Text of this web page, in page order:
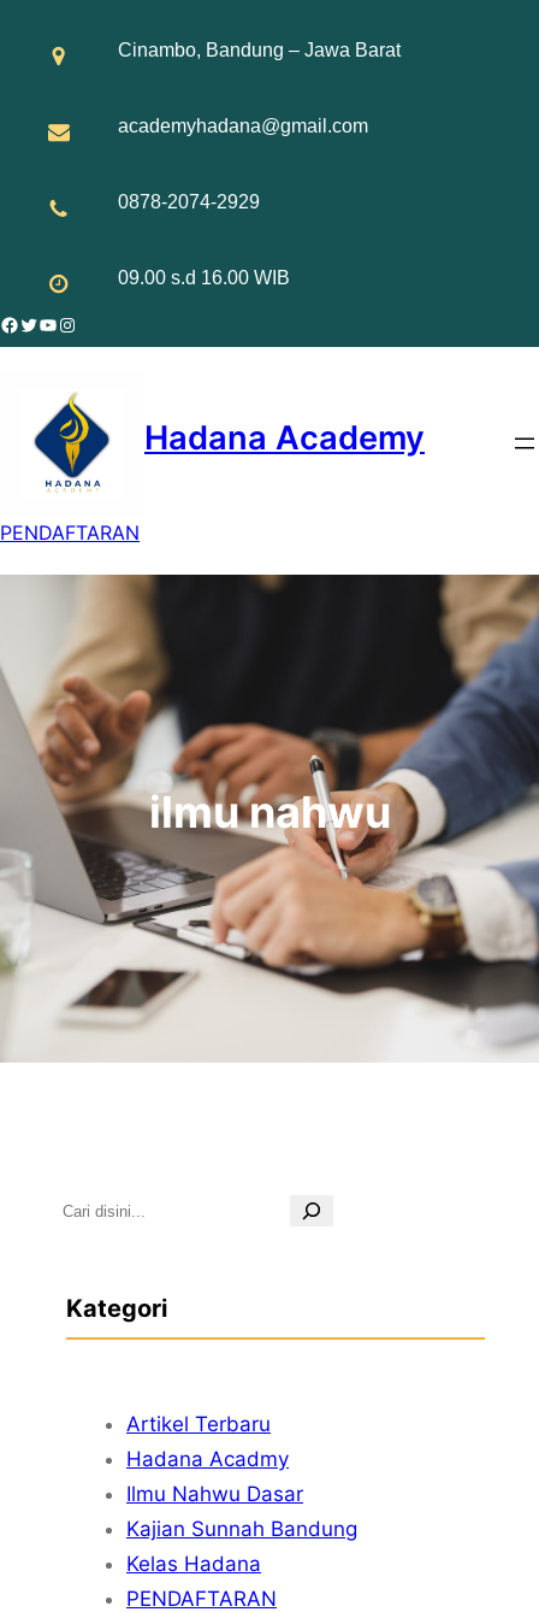
Cinambo, Bandung – Jawa Barat
academyhadana@gmail.com
0878-2074-2929
09.00 s.d 16.00 WIB
Facebook
Twitter
YouTube
Instagram
Hadana Academy
PENDAFTARAN
ilmu nahwu
S
Kategori
Artikel Terbaru
Hadana Acadmy
Ilmu Nahwu Dasar
Kajian Sunnah Bandung
Kelas Hadana
PENDAFTARAN